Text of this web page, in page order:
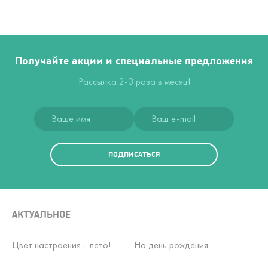
Получайте акции и специальные предложения
Рассылка 2-3 раза в месяц!
ПОДПИСАТЬСЯ
АКТУАЛЬНОЕ
Цвет настроения - лето!
На день рождения